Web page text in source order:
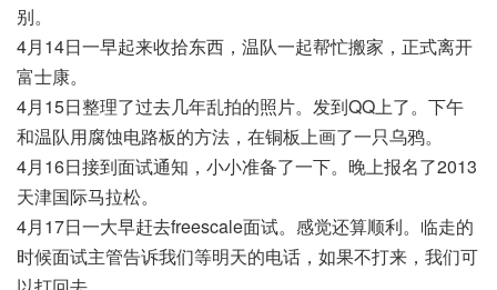
别。
4月14日一早起来收拾东西，温队一起帮忙搬家，正式离开
富士康。
4月15日整理了过去几年乱拍的照片。发到QQ上了。下午
和温队用腐蚀电路板的方法，在铜板上画了一只乌鸦。
4月16日接到面试通知，小小准备了一下。晚上报名了2013
天津国际马拉松。
4月17日一大早赶去freescale面试。感觉还算顺利。临走的
时候面试主管告诉我们等明天的电话，如果不打来，我们可